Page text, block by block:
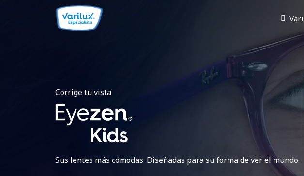
Corrige tu vista
Sus lentes más cómodas. Diseñadas para su forma de ver el mundo.